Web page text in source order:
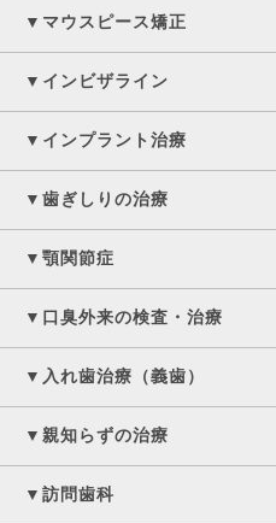
▼マウスピース矯正
▼インビザライン
▼インプラント治療
▼歯ぎしりの治療
▼顎関節症
▼口臭外来の検査・治療
▼入れ歯治療（義歯）
▼親知らずの治療
▼訪問歯科